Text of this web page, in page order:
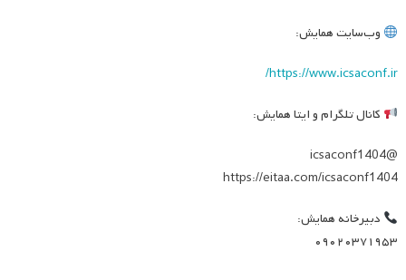
وب‌سایت همایش:
https://www.icsaconf.ir/
کانال تلگرام و ایتا همایش:
@icsaconf1404
https://eitaa.com/icsaconf1404
دبیرخانه همایش:
۰۹۰۲۰۳۷۱۹۵۳